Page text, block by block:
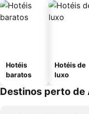
Hotéis
baratos
Hotéis de
luxo
Destinos perto de